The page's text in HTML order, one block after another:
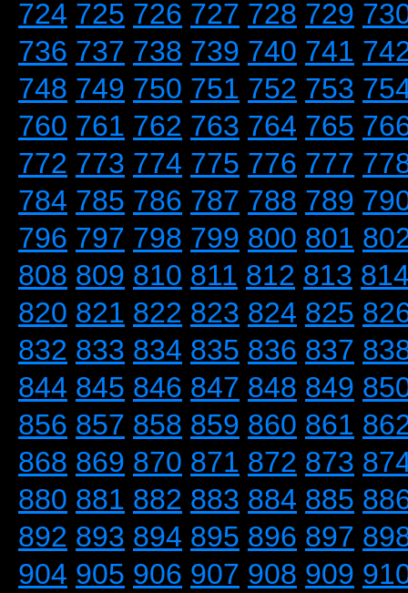
724 725 726 727 728 729
736 737 738 739 740 741
748 749 750 751 752 753
760 761 762 763 764 765
772 773 774 775 776 777
784 785 786 787 788 789
796 797 798 799 800 801
808 809 810 811 812 813
820 821 822 823 824 825
832 833 834 835 836 837
844 845 846 847 848 849
856 857 858 859 860 861
868 869 870 871 872 873
880 881 882 883 884 885
892 893 894 895 896 897
904 905 906 907 908 909